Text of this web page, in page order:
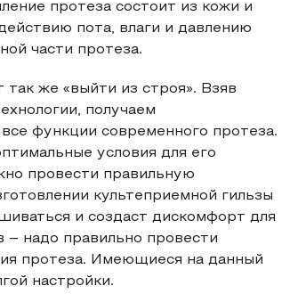
протеза состоит из кожи и
пота, влаги и давлению
части протеза.
же «выйти из строя». Взяв
получаем
функции современного протеза.
условия для его
провести правильную
культеприемной гильзы
и создаст дискомфорт для
– надо правильно провести
протеза. Имеющиеся на данный
настройки.